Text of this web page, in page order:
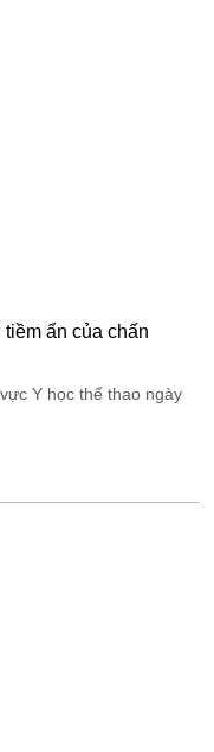
ẩn của chấn
Y học thể thao ngày